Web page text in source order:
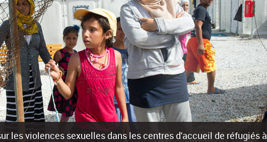
les violences sexuelles dans les centres d'accueil de réfugiés